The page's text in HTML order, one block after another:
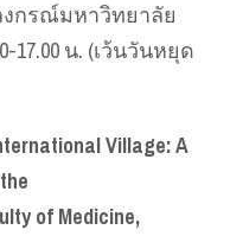
กรณ์มหาวิทยาลัย
17.00 น. (เว้นวันหยุด
Village: A
of Medicine,